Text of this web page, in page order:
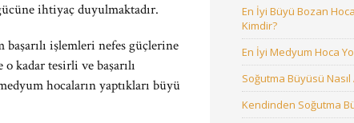
ihtiyaç duyulmaktadır.
işlemleri nefes güçlerine
kadar tesirli ve başarılı
hocaların yaptıkları büyü
En İyi Büyü Bozan
Kimdir?
En İyi Medyum Hoca
Soğutma Büyüsü Nasıl
Kendinden Soğutma